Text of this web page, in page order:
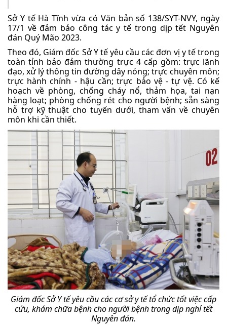
Sở Y tế Hà Tĩnh vừa có Văn bản số 138/SYT-NVY, ngày
17/1 về đảm bảo công tác y tế trong dịp tết Nguyên
đán Quý Mão 2023.
Theo đó, Giám đốc Sở Y tế yêu cầu các đơn vị y tế trong
toàn tỉnh bảo đảm thường trực 4 cấp gồm: trực lãnh
đạo, xử lý thông tin đường dây nóng; trực chuyên môn;
trực hành chính - hậu cần; trực bảo vệ - tự vệ. Có kế
hoạch về phòng, chống cháy nổ, thảm họa, tai nạn
hàng loạt; phòng chống rét cho người bệnh; sẵn sàng
hỗ trợ kỹ thuật cho tuyến dưới, tham vấn về chuyên
môn khi cần thiết.
Giám đốc Sở Y tế yêu cầu các cơ sở y tế tổ chức tốt việc cấp
cứu, khám chữa bệnh cho người bệnh trong dịp nghỉ tết
Nguyên đán.